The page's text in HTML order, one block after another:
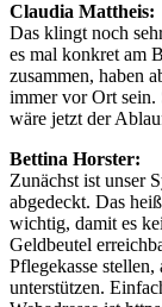
Claudia Mattheis:
Das klingt noch
es mal konkret am
zusammen, haben
immer vor Ort sein.
wäre jetzt der
Bettina Horster:
Zunächst ist unser
abgedeckt. Das
wichtig, damit es
Geldbeutel
Pflegekasse
unterstützen.